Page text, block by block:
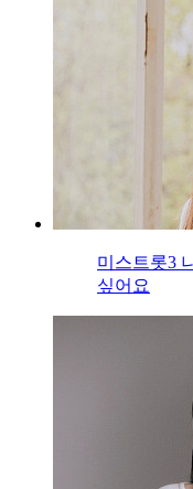
미스트롯3
싶어요